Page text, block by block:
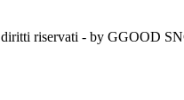
riservati - by GGOOD